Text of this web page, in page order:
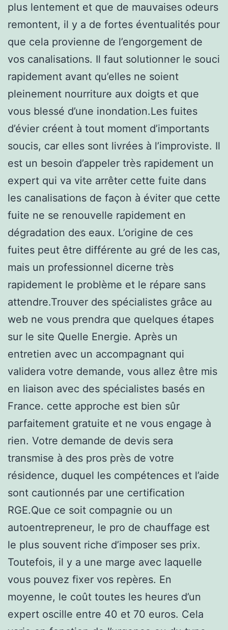
plus lentement et que de mauvaises odeurs
remontent, il y a de fortes éventualités pour
que cela provienne de l’engorgement de
vos canalisations. Il faut solutionner le souci
rapidement avant qu’elles ne soient
pleinement nourriture aux doigts et que
vous blessé d’une inondation.Les fuites
d’évier créent à tout moment d’importants
soucis, car elles sont livrées à l’improviste. Il
est un besoin d’appeler très rapidement un
expert qui va vite arrêter cette fuite dans
les canalisations de façon à éviter que cette
fuite ne se renouvelle rapidement en
dégradation des eaux. L’origine de ces
fuites peut être différente au gré de les cas,
mais un professionnel dicerne très
rapidement le problème et le répare sans
attendre.Trouver des spécialistes grâce au
web ne vous prendra que quelques étapes
sur le site Quelle Energie. Après un
entretien avec un accompagnant qui
validera votre demande, vous allez être mis
en liaison avec des spécialistes basés en
France. cette approche est bien sûr
parfaitement gratuite et ne vous engage à
rien. Votre demande de devis sera
transmise à des pros près de votre
résidence, duquel les compétences et l’aide
sont cautionnés par une certification
RGE.Que ce soit compagnie ou un
autoentrepreneur, le pro de chauffage est
le plus souvent riche d’imposer ses prix.
Toutefois, il y a une marge avec laquelle
vous pouvez fixer vos repères. En
moyenne, le coût toutes les heures d’un
expert oscille entre 40 et 70 euros. Cela